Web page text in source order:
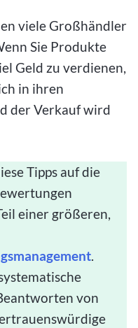
viele Großhändler
Sie Produkte
Geld zu verdienen,
in ihren
der Verkauf wird
Tipps auf die
einer größeren,
.
von